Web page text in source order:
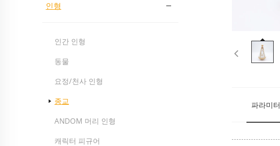
인형
인간 인형
동물
요정/천사 인형
종교
ANDOM 머리 인형
캐릭터 피규어
파라미터